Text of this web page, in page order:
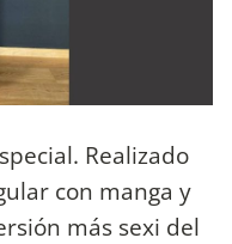
Realizado
con manga y
más sexi del